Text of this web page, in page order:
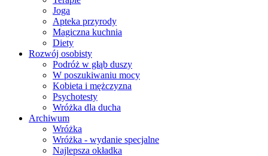
Joga
Apteka przyrody
Magiczna kuchnia
Diety
Rozwój osobisty
Podróż w głąb duszy
W poszukiwaniu mocy
Kobieta i mężczyzna
Psychotesty
Wróżka dla ducha
Archiwum
Wróżka
Wróżka - wydanie specjalne
Najlepsza okładka